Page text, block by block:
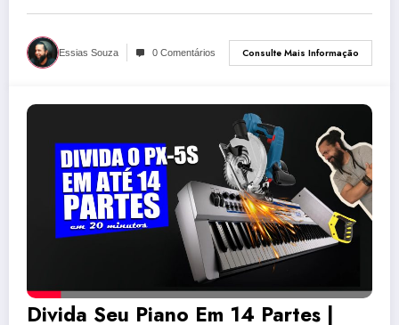
Essias Souza 0 Comentários Consulte Mais Informação
Divida Seu Piano Em 14 Partes |